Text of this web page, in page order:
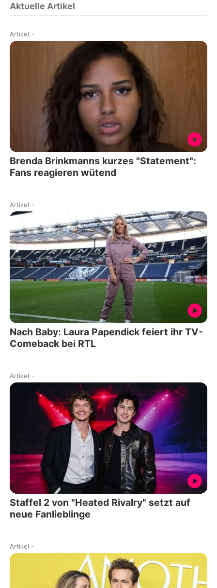
Aktuelle Artikel
Artikel -
Brenda Brinkmanns kurzes "Statement":
Fans reagieren wütend
Artikel -
Nach Baby: Laura Papendick feiert ihr TV-
Comeback bei RTL
Artikel -
Staffel 2 von "Heated Rivalry" setzt auf
neue Fanlieblinge
Artikel -